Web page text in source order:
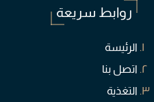
روابط سريعة
الرئيسة
اتصل بنا
التغذية